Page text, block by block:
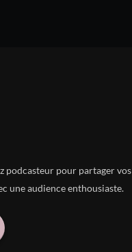
podcasteur pour partager vos
une audience enthousiaste.